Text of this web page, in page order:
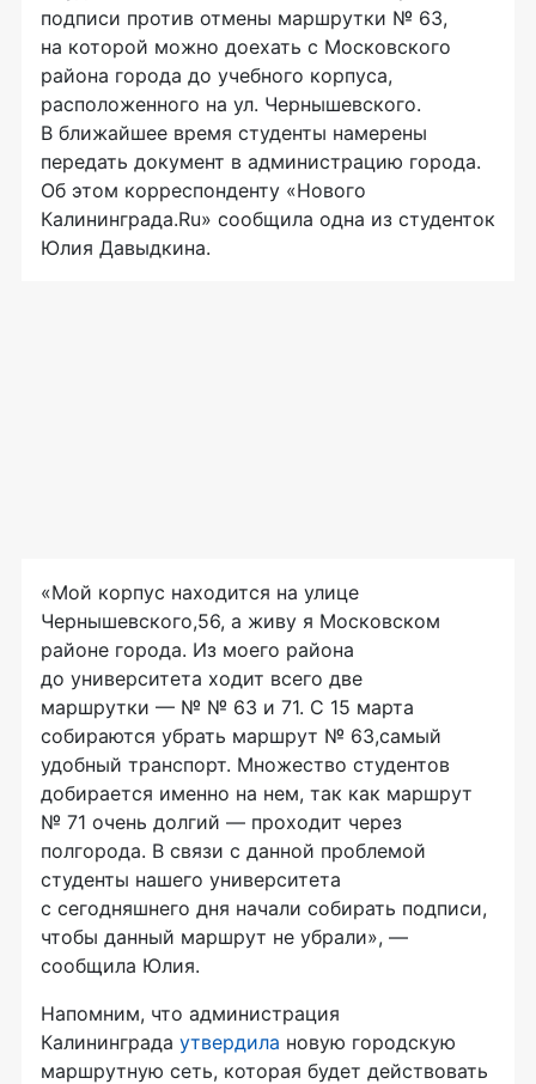
подписи против отмены маршрутки № 63,
на которой можно доехать с Московского
района города до учебного корпуса,
расположенного на ул. Чернышевского.
В ближайшее время студенты намерены
передать документ в администрацию города.
Об этом корреспонденту «Нового
Калининграда.Ru» сообщила одна из студенток
Юлия Давыдкина.
«Мой корпус находится на улице
Чернышевского,56, а живу я Московском
районе города. Из моего района
до университета ходит всего две
маршрутки — № № 63 и 71. С 15 марта
собираются убрать маршрут № 63,самый
удобный транспорт. Множество студентов
добирается именно на нем, так как маршрут
№ 71 очень долгий — проходит через
полгорода. В связи с данной проблемой
студенты нашего университета
с сегодняшнего дня начали собирать подписи,
чтобы данный маршрут не убрали», —
сообщила Юлия.
Напомним, что администрация
Калининграда утвердила новую городскую
маршрутную сеть, которая будет действовать